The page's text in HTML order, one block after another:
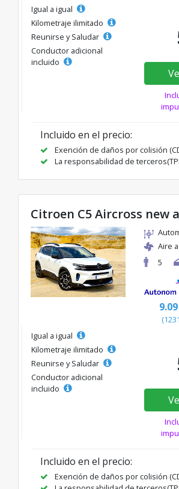
Igual a igual
Kilometraje ilimitado
Reunirse y Saludar
Conductor adicional
incluido
Incluido en el precio:
Exención de daños por colisión
La responsabilidad de
Citroen C5 Aircross new
Aire
5
9.09
Igual a igual
Kilometraje ilimitado
Reunirse y Saludar
Conductor adicional
incluido
Incluido en el precio:
Exención de daños por colisión